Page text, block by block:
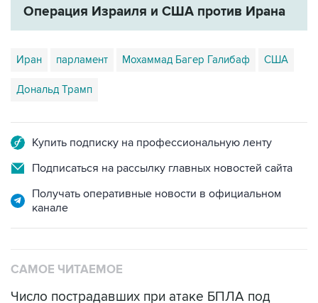
Операция Израиля и США против Ирана
Иран парламент Мохаммад Багер Галибаф США
Дональд Трамп
Купить подписку на профессиональную ленту
Подписаться на рассылку главных новостей сайта
Получать оперативные новости в официальном
канале
САМОЕ ЧИТАЕМОЕ
Число пострадавших при атаке БПЛА под